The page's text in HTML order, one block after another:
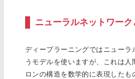
ニューラルネットワーク
ディープラーニングではニューラ
うモデルを使いますが、これは人
ロンの構造を数学的に表現したも